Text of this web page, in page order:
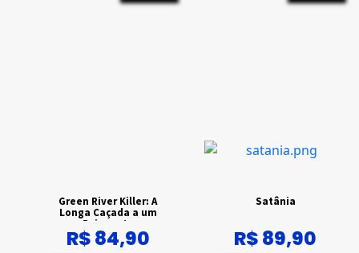
Green River Killer: A
Longa Caçada a um
Psicopata
R$ 84,90
Satânia
R$ 89,90